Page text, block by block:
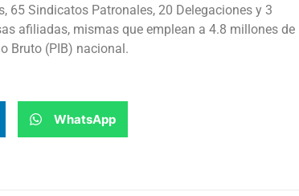
65 Sindicatos Patronales, 20 Delegaciones y 3
afiliadas, mismas que emplean a 4.8 millones de
Bruto (PIB) nacional.
WhatsApp